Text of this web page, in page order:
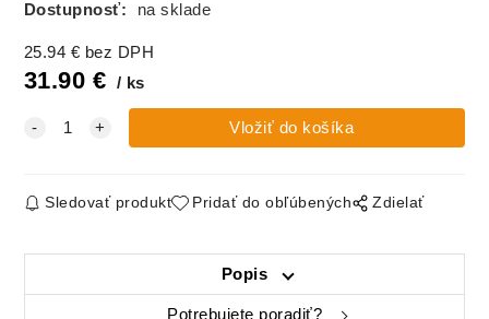
Dostupnosť: na sklade
25.94 € bez DPH
31.90 € ks
Sledovať produkt Pridať do obľúbených Zdielať
Popis
Potrebujete poradiť?